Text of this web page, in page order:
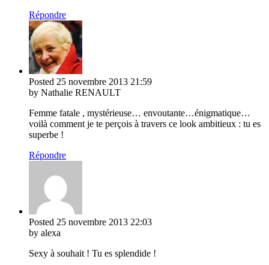
Répondre
Posted 25 novembre 2013 21:59
by Nathalie RENAULT
Femme fatale , mystérieuse… envoutante…énigmatique…
voilà comment je te perçois à travers ce look ambitieux : tu es
superbe !
Répondre
Posted 25 novembre 2013 22:03
by alexa
Sexy à souhait ! Tu es splendide !